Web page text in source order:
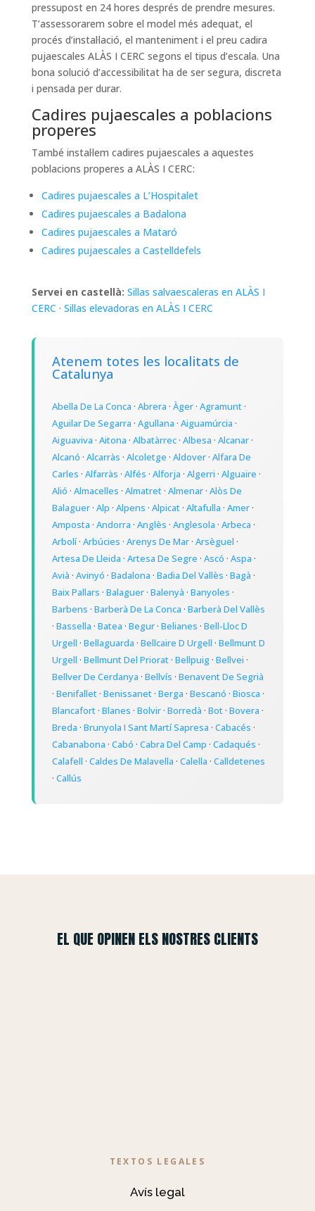
pressupost en 24 hores després de prendre mesures.
T’assessorarem sobre el model més adequat, el
procés d’instal·lació, el manteniment i el preu cadira
pujaescales ALÀS I CERC segons el tipus d’escala. Una
bona solució d’accessibilitat ha de ser segura, discreta
i pensada per durar.
Cadires pujaescales a poblacions
properes
També instal·lem cadires pujaescales a aquestes
poblacions properes a ALÀS I CERC:
Cadires pujaescales a L’Hospitalet
Cadires pujaescales a Badalona
Cadires pujaescales a Mataró
Cadires pujaescales a Castelldefels
Servei en castellà: Sillas salvaescaleras en ALÀS I
CERC · Sillas elevadoras en ALÀS I CERC
Atenem totes les localitats de
Catalunya
Abella De La Conca · Abrera · Àger· Agramunt·
Aguilar De Segarra · Agullana · Aiguamúrcia ·
Aiguaviva · Aitona · Albatàrrec· Albesa · Alcanar·
Alcanó · Alcarràs · Alcoletge · Aldover· Alfara De
Carles · Alfarràs · Alfés · Alforja · Algerri · Alguaire ·
Alió · Almacelles · Almatret· Almenar· Alòs De
Balaguer· Alp · Alpens · Alpicat· Altafulla · Amer·
Amposta · Andorra · Anglès · Anglesola · Arbeca ·
Arbolí· Arbúcies · Arenys De Mar· Arsèguel ·
Artesa De Lleida · Artesa De Segre · Ascó · Aspa ·
Avià · Avinyó · Badalona · Badia Del Vallès · Bagà ·
Baix Pallars · Balaguer· Balenyà · Banyoles ·
Barbens · Barberà De La Conca · Barberà Del Vallès
· Bassella · Batea · Begur· Belianes · Bell-Lloc D
Urgell · Bellaguarda · Bellcaire D Urgell · Bellmunt D
Urgell · Bellmunt Del Priorat· Bellpuig· Bellvei ·
Bellver De Cerdanya · Bellvís · Benavent De Segrià
· Benifallet· Benissanet· Berga · Bescanó · Biosca ·
Blancafort· Blanes · Bolvir· Borredà · Bot· Bovera ·
Breda · Brunyola I Sant Martí Sapresa · Cabacés ·
Cabanabona · Cabó · Cabra Del Camp · Cadaqués ·
Calafell · Caldes De Malavella · Calella · Calldetenes
· Callús
EL QUE OPINEN ELS NOSTRES CLIENTS
TEXTOS LEGALES
Avís legal